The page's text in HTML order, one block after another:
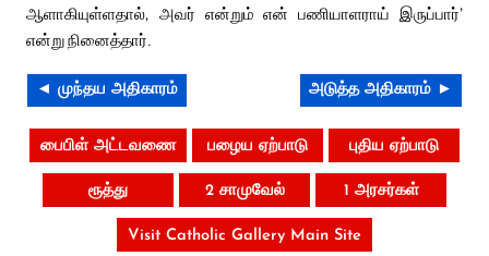
ஆளாகியுள்ளதால், அவர் என்றும் என் பணியாளராய் இருப்பார்’
என்று நினைத்தார்.
◄ முந்தய அதிகாரம் அடுத்த அதிகாரம் ►
பைபிள் அட்டவணை பழைய ஏற்பாடு புதிய ஏற்பாடு
ரூத்து 2 சாமுவேல் 1 அரசர்கள்
Visit Catholic Gallery Main Site